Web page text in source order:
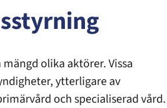
olika aktörer. Vissa
ytterligare av
och specialiserad vård.